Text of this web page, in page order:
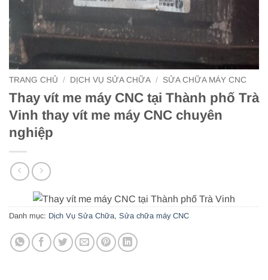
TRANG CHỦ / DỊCH VỤ SỬA CHỮA / SỬA CHỮA MÁY CNC
Thay vít me máy CNC tại Thành phố Trà
Vinh thay vít me máy CNC chuyên
nghiệp
Danh mục: Dịch Vụ Sửa Chữa, Sửa chữa máy CNC